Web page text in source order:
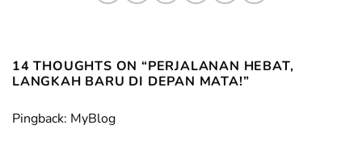
14 THOUGHTS ON “PERJALANAN HEBAT,
LANGKAH BARU DI DEPAN MATA!”
Pingback: MyBlog